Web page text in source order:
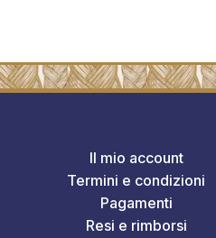
Il mio account
Termini e condizioni
Pagamenti
Resi e rimborsi